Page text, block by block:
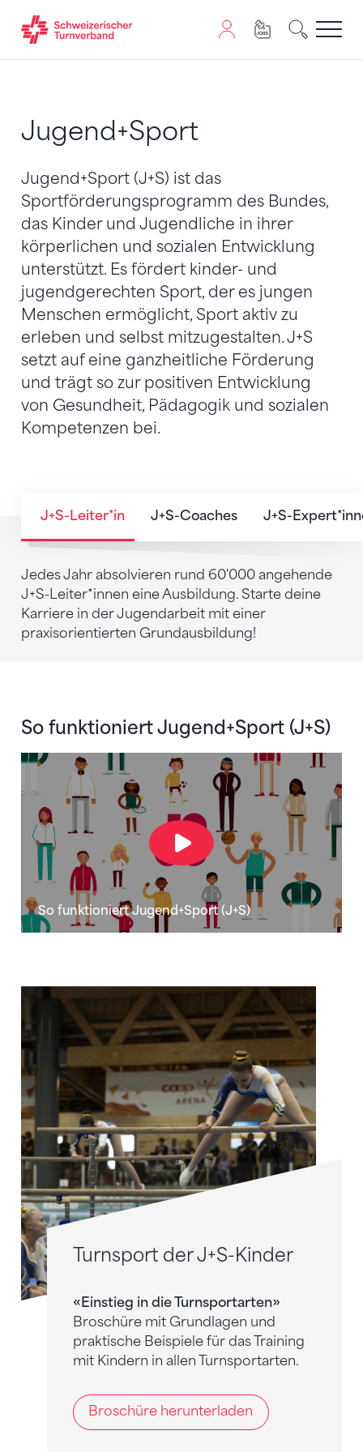
Jugend+Sport
Jugend+Sport (J+S) ist das
Sportförderungsprogramm des Bundes,
das Kinder und Jugendliche in ihrer
körperlichen und sozialen Entwicklung
unterstützt. Es fördert kinder- und
jugendgerechten Sport, der es jungen
Menschen ermöglicht, Sport aktiv zu
erleben und selbst mitzugestalten. J+S
setzt auf eine ganzheitliche Förderung
und trägt so zur positiven Entwicklung
von Gesundheit, Pädagogik und sozialen
Kompetenzen bei.
J+S-Leiter*in J+S-Coaches J+S-
Jedes Jahr absolvieren rund 60'000 angehende
J+S-Leiter*innen eine Ausbildung. Starte deine
Karriere in der Jugendarbeit mit einer
praxisorientierten Grundausbildung!
So funktioniert Jugend+Sport (J+S)
So funktioniert Jugend+Sport (J+S)
Turnsport der J+S-Kinder
«Einstieg in die Turnsportarten»
Broschüre mit Grundlagen und
praktische Beispiele für das Training
mit Kindern in allen Turnsportarten.
Broschüre herunterladen